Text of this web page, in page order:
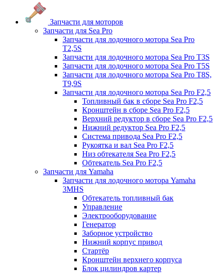
Запчасти для моторов
Запчасти для Sea Pro
Запчасти для лодочного мотора Sea Pro
Т2,5S
Запчасти для лодочного мотора Sea Pro Т3S
Запчасти для лодочного мотора Sea Pro Т5S
Запчасти для лодочного мотора Sea Pro Т8S,
T9,9S
Запчасти для лодочного мотора Sea Pro F2,5
Топливный бак в сборе Sea Pro F2,5
Кронштейн в сборе Sea Pro F2,5
Верхний редуктор в сборе Sea Pro F2,5
Нижний редуктор Sea Pro F2,5
Система привода Sea Pro F2,5
Рукоятка и вал Sea Pro F2,5
Низ обтекателя Sea Pro F2,5
Обтекатель Sea Pro F2,5
Запчасти для Yamaha
Запчасти для лодочного мотора Yamaha
3MHS
Обтекатель топливный бак
Управление
Электрооборудование
Генератор
Заборное устройство
Нижний корпус привод
Стартёр
Кронштейн верхнего корпуса
Блок цилиндров картер